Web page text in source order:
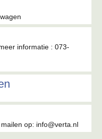
informatie : 073-
op: info@verta.nl